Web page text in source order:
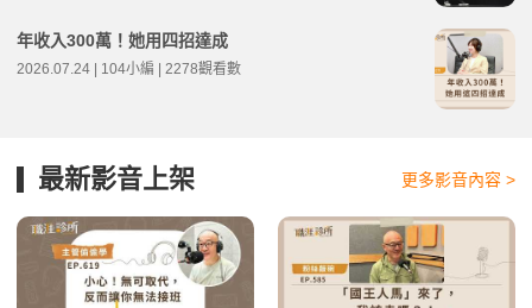
年收入300萬！她用四招達成
2026.07.24 | 104小編 | 2278觀看數
最新影音上架 更多影音內容 >